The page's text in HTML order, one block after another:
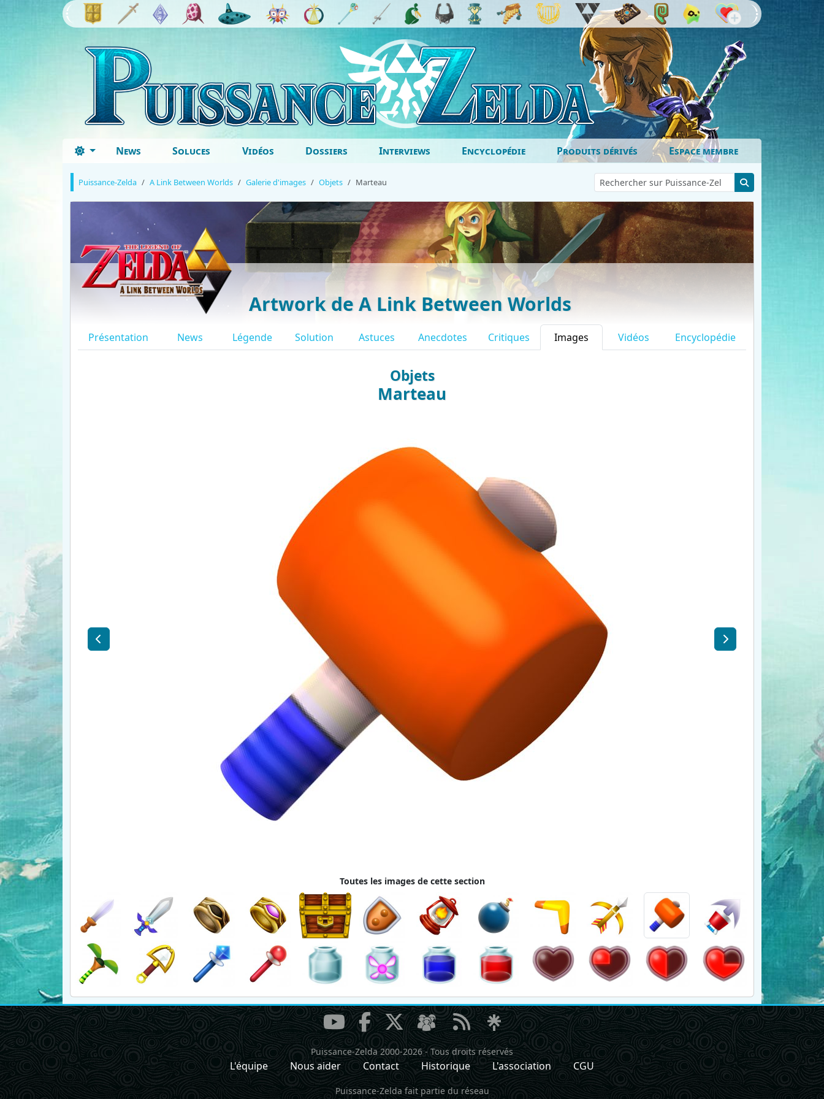
News Soluces Vidéos Dossiers Interviews Encyclopédie Produits dérivés Espace membre
Puissance-Zelda A Link Between Worlds Galerie d'images Objets Marteau
Artwork de A Link Between Worlds
Présentation News Légende Solution Astuces Anecdotes Critiques Images Vidéos Encyclopédie
Objets
Marteau
Toutes les images de cette section
Puissance-Zelda 2000-2026- Tous droits réservés
L'équipe Nous aider Contact Historique L'association CGU
Puissance-Zelda fait partie du réseau